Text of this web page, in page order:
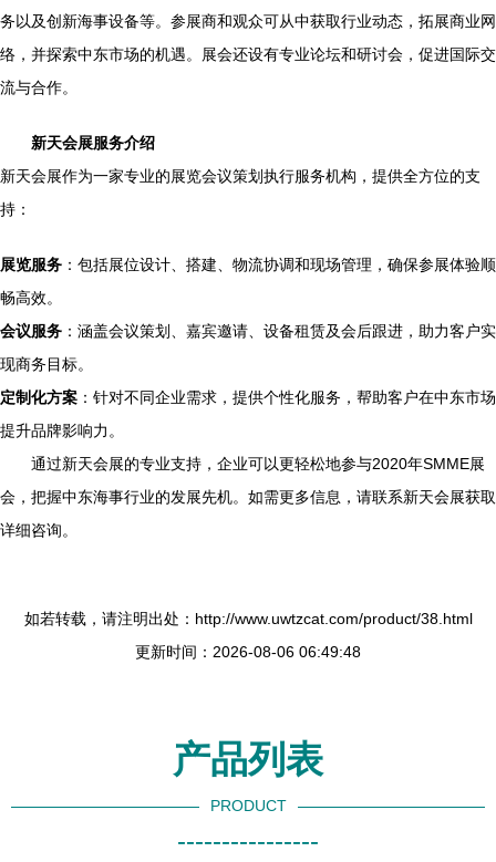
务以及创新海事设备等。参展商和观众可从中获取行业动态，拓展商业网
络，并探索中东市场的机遇。展会还设有专业论坛和研讨会，促进国际交
流与合作。
新天会展服务介绍
新天会展作为一家专业的展览会议策划执行服务机构，提供全方位的支
持：
展览服务 ：包括展位设计、搭建、物流协调和现场管理，确保参展体验顺
畅高效。
会议服务 ：涵盖会议策划、嘉宾邀请、设备租赁及会后跟进，助力客户实
现商务目标。
定制化方案 ：针对不同企业需求，提供个性化服务，帮助客户在中东市场
提升品牌影响力。
通过新天会展的专业支持，企业可以更轻松地参与2020年SMME展
会，把握中东海事行业的发展先机。如需更多信息，请联系新天会展获取
详细咨询。
如若转载，请注明出处：http://www.uwtzcat.com/product/38.html
更新时间：2026-08-06 06:49:48
产品列表
PRODUCT
----------------